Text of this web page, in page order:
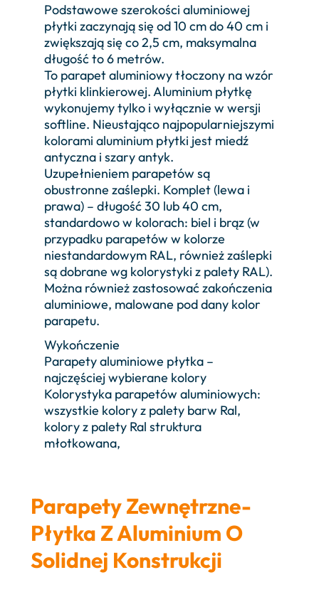
Podstawowe szerokości aluminiowej
płytki zaczynają się od 10 cm do 40 cm i
zwiększają się co 2,5 cm, maksymalna
długość to 6 metrów.
To parapet aluminiowy tłoczony na wzór
płytki klinkierowej. Aluminium płytkę
wykonujemy tylko i wyłącznie w wersji
softline. Nieustająco najpopularniejszymi
kolorami aluminium płytki jest miedź
antyczna i szary antyk.
Uzupełnieniem parapetów są
obustronne zaślepki. Komplet (lewa i
prawa) – długość 30 lub 40 cm,
standardowo w kolorach: biel i brąz (w
przypadku parapetów w kolorze
niestandardowym RAL, również zaślepki
są dobrane wg kolorystyki z palety RAL).
Można również zastosować zakończenia
aluminiowe, malowane pod dany kolor
parapetu.
Wykończenie
Parapety aluminiowe płytka –
najczęściej wybierane kolory
Kolorystyka parapetów aluminiowych:
wszystkie kolory z palety barw Ral,
kolory z palety Ral struktura
młotkowana,
Parapety Zewnętrzne-
Płytka Z Aluminium O
Solidnej Konstrukcji